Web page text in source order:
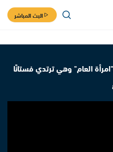
البث المباشر
العام" وهي ترتدي فستانًا